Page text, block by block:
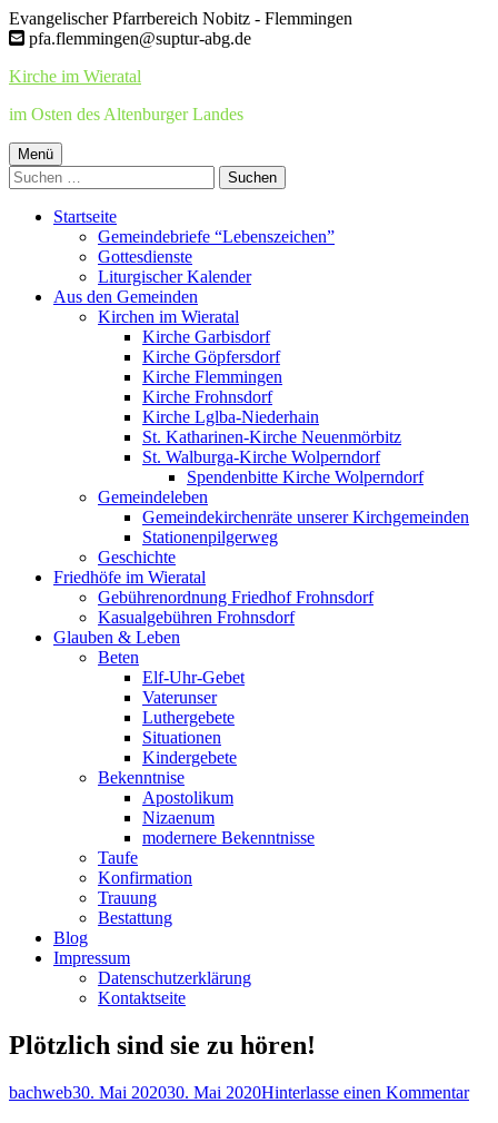
Springe
zum
Evangelischer Pfarrbereich Nobitz - Flemmingen
pfa.flemmingen@suptur-abg.de
Kirche im Wieratal
im Osten des Altenburger Landes
Primäres
Menü
Menü
Suchen
nach:
Startseite
Gemeindebriefe “Lebenszeichen”
Gottesdienste
Liturgischer Kalender
Aus den Gemeinden
Kirchen im Wieratal
Kirche Garbisdorf
Kirche Göpfersdorf
Kirche Flemmingen
Kirche Frohnsdorf
Kirche Lglba-Niederhain
St. Katharinen-Kirche Neuenmörbitz
St. Walburga-Kirche Wolperndorf
Spendenbitte Kirche Wolperndorf
Gemeindeleben
Gemeindekirchenräte unserer Kirchgemeinden
Stationenpilgerweg
Geschichte
Friedhöfe im Wieratal
Gebührenordnung Friedhof Frohnsdorf
Kasualgebühren Frohnsdorf
Glauben & Leben
Beten
Elf-Uhr-Gebet
Vaterunser
Luthergebete
Situationen
Kindergebete
Bekenntnise
Apostolikum
Nizaenum
modernere Bekenntnisse
Taufe
Konfirmation
Trauung
Bestattung
Blog
Impressum
Datenschutzerklärung
Kontaktseite
Plötzlich sind sie zu hören!
Autor
bachwebVeröffentlicht
30. Mai 202030. Mai 2020Hinterlasse einen Kommentarzu